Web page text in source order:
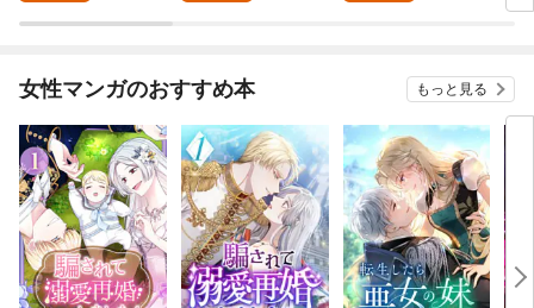
女性マンガのおすすめ本 もっと見る